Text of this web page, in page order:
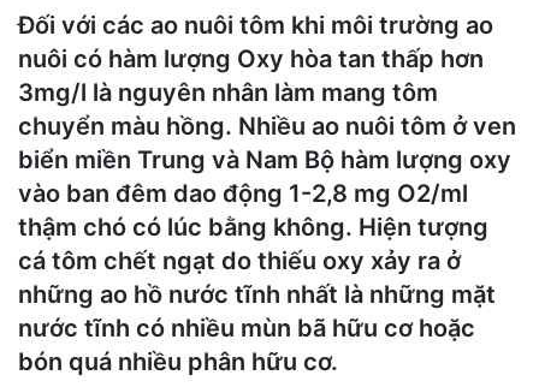
Quy
định
Blog
chia
sẻ
Liên
hệ
Đối với các ao nuôi tôm khi môi trường ao
nuôi có hàm lượng Oxy hòa tan thấp hơn
3mg/l là nguyên nhân làm mang tôm
chuyển màu hồng. Nhiều ao nuôi tôm ở ven
biển miền Trung và Nam Bộ hàm lượng oxy
vào ban đêm dao động 1-2,8 mg O2/ml
thậm chó có lúc bằng không. Hiện tượng
cá tôm chết ngạt do thiếu oxy xảy ra ở
những ao hồ nước tĩnh nhất là những mặt
nước tĩnh có nhiều mùn bã hữu cơ hoặc
bón quá nhiều phân hữu cơ.